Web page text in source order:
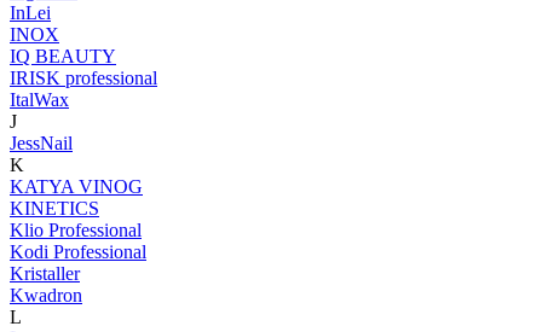
InLei
INOX
IQ BEAUTY
IRISK professional
ItalWax
J
JessNail
K
KATYA VINOG
KINETICS
Klio Professional
Kodi Professional
Kristaller
Kwadron
L